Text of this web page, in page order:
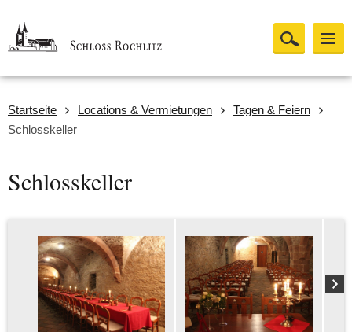
Startseite Locations & Vermietungen
Tagen & Feiern
Schlosskeller
Schlosskeller